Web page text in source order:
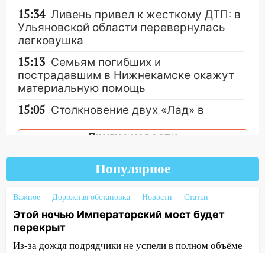
15:34 Ливень привел к жесткому ДТП: в
Ульяновской области перевернулась
легковушка
15:13 Семьям погибших и
пострадавшим в Нижнекамске окажут
материальную помощь
15:05 Столкновение двух «Лад» в
в больнице
14:23 В Вешкаймском районе
перевернулся самодельный байк
14:21
Волонтеры «ЛизаАлерт»
выложили ориентировку на пропавшего
8 августа в шторм ульяновского
блогера
Другие новости
Популярное
Важное Дорожная обстановка Новости Статьи
Этой ночью Императорский мост будет
перекрыт
Из-за дождя подрядчики не успели в полном объёме